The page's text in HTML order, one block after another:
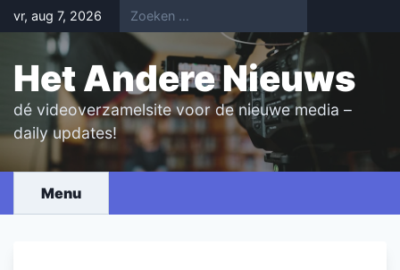
Skip
to
content
vr, aug 7, 2026
Het Andere Nieuws
dé videoverzamelsite voor de nieuwe media –
daily updates!
Menu